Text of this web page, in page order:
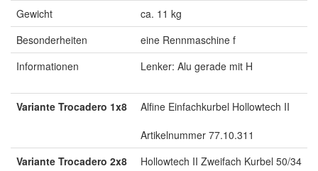
Gewicht
ca. 11 kg
Besonderheiten
eine Rennmaschine f
Informationen
Lenker: Alu gerade mit H
Variante Trocadero 1x8
Alfine Einfachkurbel Hollowtech II
Artikelnummer 77.10.311
Variante Trocadero 2x8
Hollowtech II Zweifach Kurbel 50/34